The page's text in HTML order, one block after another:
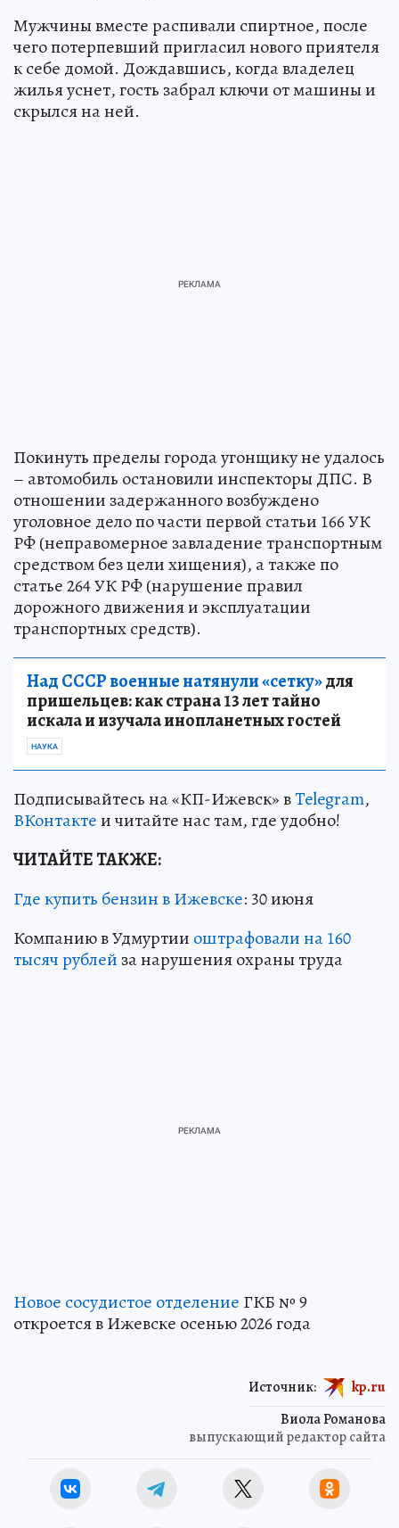
Мужчины вместе распивали спиртное, после
чего потерпевший пригласил нового приятеля
к себе домой. Дождавшись, когда владелец
жилья уснет, гость забрал ключи от машины и
скрылся на ней.
Покинуть пределы города угонщику не удалось
– автомобиль остановили инспекторы ДПС. В
отношении задержанного возбуждено
уголовное дело по части первой статьи 166 УК
РФ (неправомерное завладение транспортным
средством без цели хищения), а также по
статье 264 УК РФ (нарушение правил
дорожного движения и эксплуатации
транспортных средств).
Над СССР военные натянули «сетку»для
пришельцев: как страна 13 лет тайно
искала и изучала инопланетных гостей
НАУКА
Подписывайтесь на «КП-Ижевск» вTelegram,
ВКонтактеи читайте нас там, где удобно!
ЧИТАЙТЕ ТАКЖЕ:
Где купить бензин в Ижевске: 30 июня
Компанию в Удмуртии оштрафовали на 160
тысяч рублей за нарушения охраны труда
Новое сосудистое отделение ГКБ № 9
откроется в Ижевске осенью 2026 года
Виола Романова
выпускающий редактор сайта
Источник: kp.ru